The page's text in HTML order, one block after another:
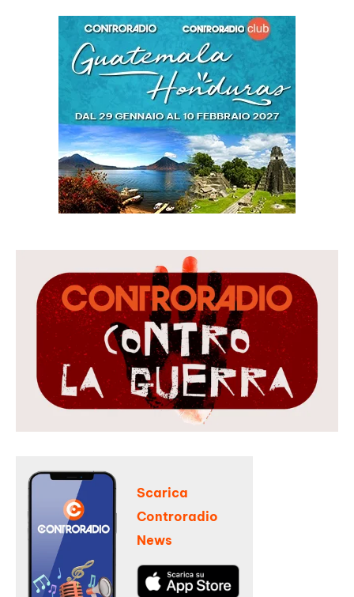
Scarica
Controradio
News